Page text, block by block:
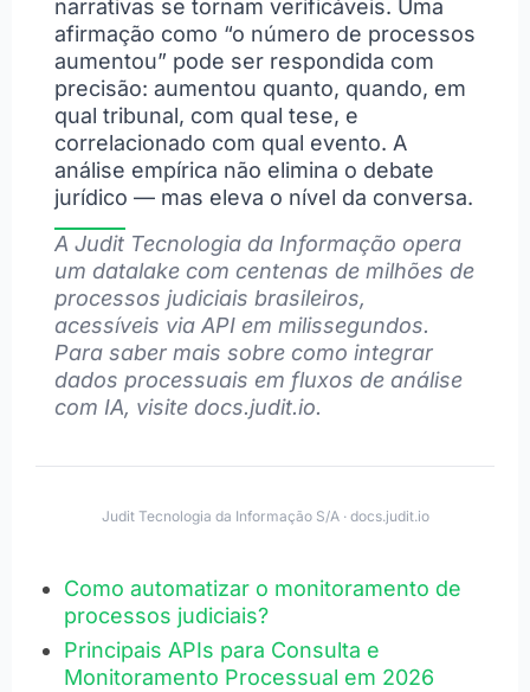
narrativas se tornam verificáveis. Uma
afirmação como “o número de processos
aumentou” pode ser respondida com
precisão: aumentou quanto, quando, em
qual tribunal, com qual tese, e
correlacionado com qual evento. A
análise empírica não elimina o debate
jurídico — mas eleva o nível da conversa.
A Judit Tecnologia da Informação opera
um datalake com centenas de milhões de
processos judiciais brasileiros,
acessíveis via API em milissegundos.
Para saber mais sobre como integrar
dados processuais em fluxos de análise
com IA, visite docs.judit.io.
Judit Tecnologia da Informação S/A · docs.judit.io
Como automatizar o monitoramento de
processos judiciais?
Principais APIs para Consulta e
Monitoramento Processual em 2026